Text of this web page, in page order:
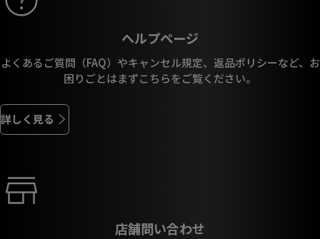
ヘルプページ
よくあるご質問（FAQ）やキャンセル規定、返品ポリシーなど、お
困りごとはまずこちらをご覧ください。
詳しく見る
店舗問い合わせ